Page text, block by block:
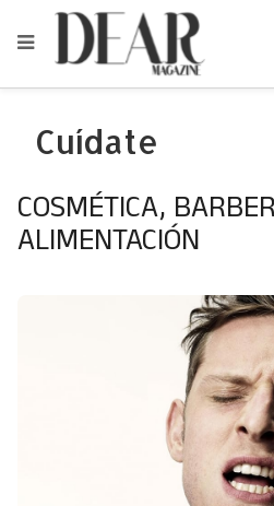
Cuídate
COSMÉTICA,
ALIMENTACIÓN